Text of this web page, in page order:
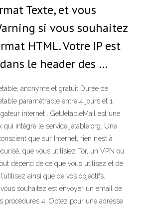
Texte, et vous
si vous souhaitez
HTML. Votre IP est
le header des …
anonyme et gratuit Durée de
paramétrable entre 4 jours et 1
internet . GetJetableMail est une
qui intègre le service jetable.org. Une
que sur Internet, rien n’est à
que vous utilisiez Tor, un VPN ou
dépend de ce que vous utilisez et de
ainsi que de vos objectifs.
souhaitez est envoyer un email de
procédures 4. Optez pour une adresse